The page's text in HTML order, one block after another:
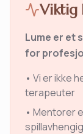
Viktig
Lume er et
for
• Vi er ikke
terapeuter
• Mentorer